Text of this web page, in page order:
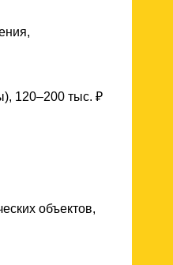
120–200 тыс. ₽
объектов,